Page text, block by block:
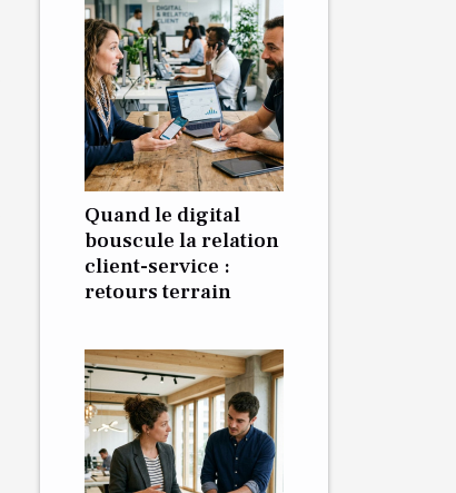
Quand le digital
bouscule la relation
client-service :
retours terrain